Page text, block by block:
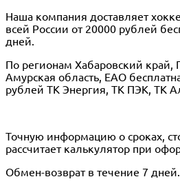
Наша компания доставляет
всей России от 20000 рублей
дней.
По регионам Хабаровский край,
Амурская область, ЕАО
рублей ТК Энергия, ТК ПЭК, ТК
Точную информацию о сроках,
рассчитает калькулятор при
Обмен-возврат в течение 7 дней.